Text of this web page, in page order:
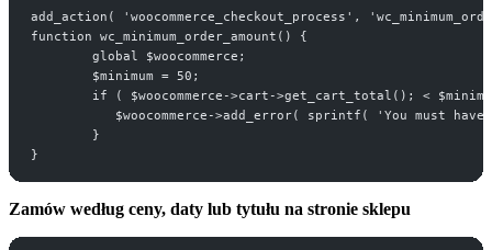
add_action( 'woocommerce_checkout_process',
function wc_minimum_order_amount() {
	global $woocommerce;
	$minimum = 50;
if ( $woocommerce->cart->get_cart_total(); <
$woocommerce->add_error( sprintf( 'You must
	}
}
Zamów według ceny, daty lub tytułu na stronie sklepu